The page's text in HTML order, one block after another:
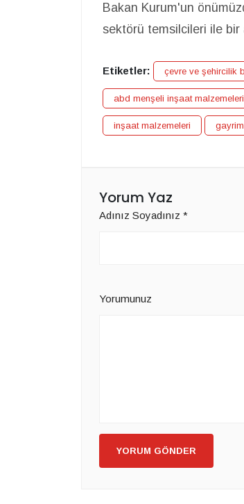
Bakan Kurum'un
sektörü temsilcileri ile
Etiketler: çevre ve şehircilik
abd menşeli inşaat
inşaat malzemeleri
Yorum Yaz
Adınız Soyadınız *
Yorumunuz
YORUM GÖNDER